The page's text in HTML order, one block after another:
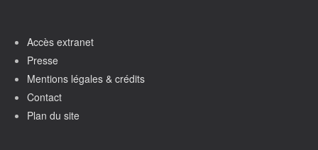
Accès extranet
Presse
Mentions légales & crédits
Contact
Plan du site